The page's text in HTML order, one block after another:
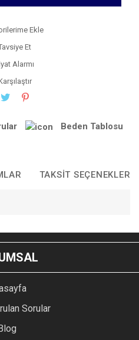
Et
Alarmı
Beden Tablosu
TAKSIT SEÇENEKLERI
YAZ
açıklamalarında ve diğer
noktaları öneri formunu
veya görüntülenemiyor.
bilgiler bulunuyor.
Sorular